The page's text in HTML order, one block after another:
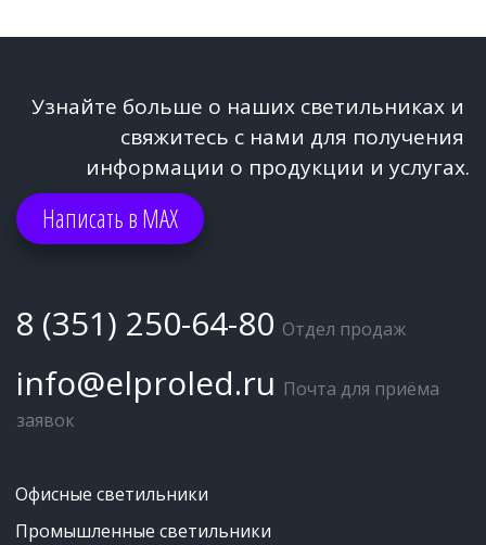
Узнайте больше о наших светильниках и
свяжитесь с нами для получения
информации о продукции и услугах.
Написать в МАХ
8 (351) 250-64-80 Отдел продаж
info@elproled.ru Почта для приёма
заявок
Офисные светильники
Промышленные светильники